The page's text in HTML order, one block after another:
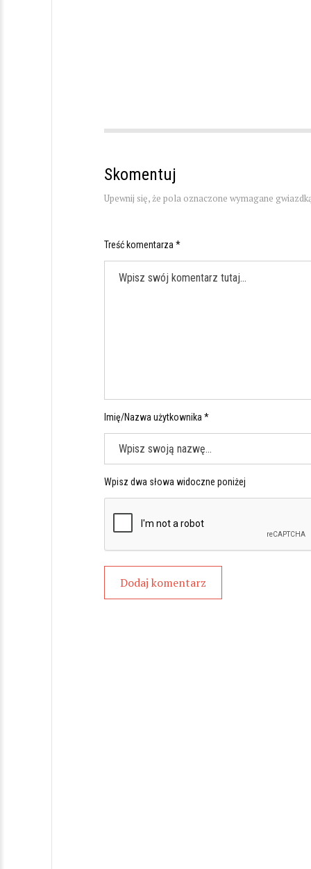
Skomentuj
Upewnij się, że pola oznaczone wymagane
Treść komentarza *
Imię/Nazwa użytkownika *
Wpisz dwa słowa widoczne poniżej